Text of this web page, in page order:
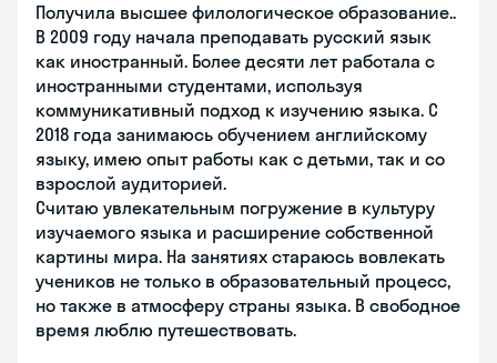
Получила высшее филологическое образование..
В 2009 году начала преподавать русский язык
как иностранный. Более десяти лет работала с
иностранными студентами, используя
коммуникативный подход к изучению языка. С
2018 года занимаюсь обучением английскому
языку, имею опыт работы как с детьми, так и со
взрослой аудиторией.
Считаю увлекательным погружение в культуру
изучаемого языка и расширение собственной
картины мира. На занятиях стараюсь вовлекать
учеников не только в образовательный процесс,
но также в атмосферу страны языка. В свободное
время люблю путешествовать.